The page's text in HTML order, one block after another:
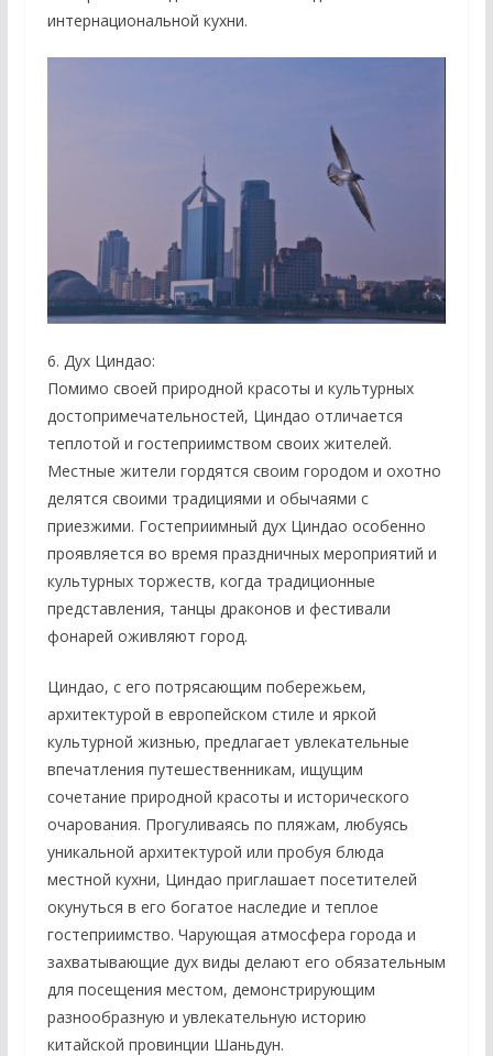
интернациональной кухни.
6. Дух Циндао:
Помимо своей природной красоты и культурных
достопримечательностей, Циндао отличается
теплотой и гостеприимством своих жителей.
Местные жители гордятся своим городом и охотно
делятся своими традициями и обычаями с
приезжими. Гостеприимный дух Циндао особенно
проявляется во время праздничных мероприятий и
культурных торжеств, когда традиционные
представления, танцы драконов и фестивали
фонарей оживляют город.
Циндао, с его потрясающим побережьем,
архитектурой в европейском стиле и яркой
культурной жизнью, предлагает увлекательные
впечатления путешественникам, ищущим
сочетание природной красоты и исторического
очарования. Прогуливаясь по пляжам, любуясь
уникальной архитектурой или пробуя блюда
местной кухни, Циндао приглашает посетителей
окунуться в его богатое наследие и теплое
гостеприимство. Чарующая атмосфера города и
захватывающие дух виды делают его обязательным
для посещения местом, демонстрирующим
разнообразную и увлекательную историю
китайской провинции Шаньдун.